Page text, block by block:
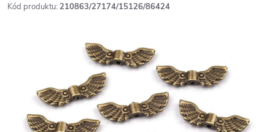
Kód produktu: 210863/27174/15126/86424